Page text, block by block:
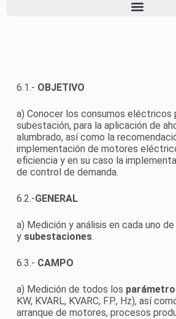
6.1.- OBJETIVO
a) Conocer los consumos eléctricos
subestación, para la aplicación de
alumbrado, así como la
implementación de motores
eficiencia y en su caso la
de control de demanda.
6.2.-GENERAL
a) Medición y análisis en cada uno
ysubestaciones.
6.3.- CAMPO
a) Medición de todos los
KW, KVARL, KVARC, F.P., Hz), así
arranque de motores, procesos